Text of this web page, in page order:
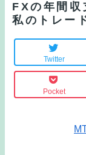
FXの年間収
私のトレー
Twitter
Pocket